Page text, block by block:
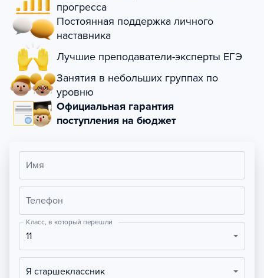
прогресса
Постоянная поддержка личного
наставника
Лучшие преподаватели-эксперты ЕГЭ
Занятия в небольших группах по
уровню
Официальная гарантия
поступления на бюджет
Имя
Телефон
Класс, в который перешли
11
Я старшеклассник